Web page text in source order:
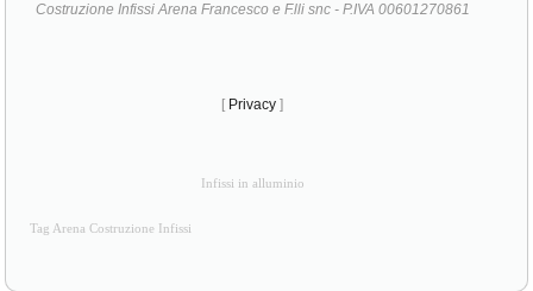
Costruzione Infissi Arena Francesco e F.lli snc - P.IVA 00601270861
[ Privacy ]
Infissi in alluminio
Tag Arena Costruzione Infissi